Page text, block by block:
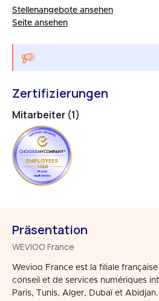
Stellenangebote ansehen
Seite ansehen
Zertifizierungen
Mitarbeiter (1)
EMPLOYEES
FRANCE
MAR 2026
Präsentation
WEVIOO France
Wevioo France est la filiale
conseil et de services numériques
Paris, Tunis, Alger, Dubaï et